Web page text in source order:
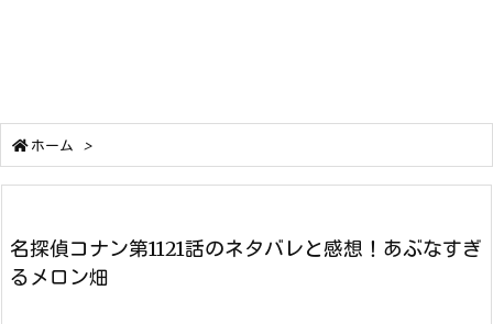
ホーム >
名探偵コナン第1121話のネタバレと感想！あぶなすぎ
るメロン畑